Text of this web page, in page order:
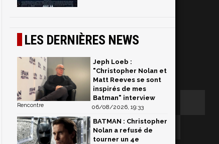
LES DERNIÈRES NEWS
Jeph Loeb :
"Christopher Nolan et
Matt Reeves se sont
inspirés de mes
Batman" interview
06/08/2026, 19:33
Rencontre
BATMAN : Christopher
Nolan a refusé de
tourner un 4e